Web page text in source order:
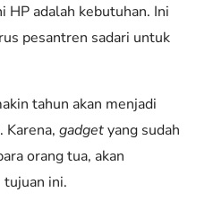
HP adalah kebutuhan. Ini
pesantren sadari untuk
tahun akan menjadi
Karena, gadgetyang sudah
orang tua, akan
ini.